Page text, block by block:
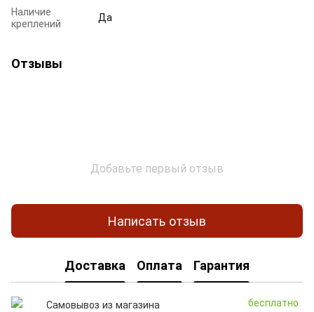
Наличие
креплений
Да
Отзывы
Добавьте первый отзыв
Написать отзыв
Доставка Оплата Гарантия
Самовывоз из магазина
бесплатно